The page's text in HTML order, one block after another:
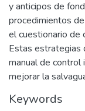
y anticipos de
procedimientos
el cuestionario de
Estas estrategias
manual de
mejorar la
Keywords